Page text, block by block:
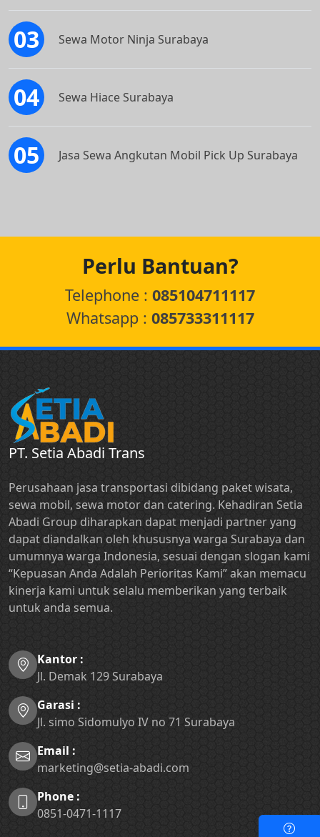
Sewa Motor Ninja Surabaya
Sewa Hiace Surabaya
Jasa Sewa Angkutan Mobil Pick Up Surabaya
Perlu Bantuan?
Telephone : 085104711117
Whatsapp : 085733311117
PT. Setia Abadi Trans
Perusahaan jasa transportasi dibidang paket wisata,
sewa mobil, sewa motor dan catering. Kehadiran Setia
Abadi Group diharapkan dapat menjadi partner yang
dapat diandalkan oleh khususnya warga Surabaya dan
umumnya warga Indonesia, sesuai dengan slogan kami
“Kepuasan Anda Adalah Perioritas Kami” akan memacu
kinerja kami untuk selalu memberikan yang terbaik
untuk anda semua.
Kantor :
Jl. Demak 129 Surabaya
Garasi :
Jl. simo Sidomulyo IV no 71 Surabaya
Email :
marketing@setia-abadi.com
Phone :
0851-0471-1117